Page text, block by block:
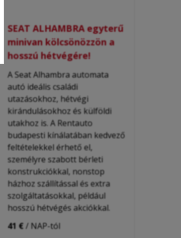
SEAT ALHAMBRA egyterű
minivan kölcsönözzön a
hosszú hétvégére!
A Seat Alhambra automata
autó ideális családi
utazásokhoz, hétvégi
kirándulásokhoz és külföldi
utakhoz is. A Rentauto
budapesti kínálatában kedvező
feltételekkel érhető el,
személyre szabott bérleti
konstrukciókkal, nonstop
házhoz szállítással és extra
szolgáltatásokkal, például
hosszú hétvégés akciókkal.
41 €/ NAP-tól